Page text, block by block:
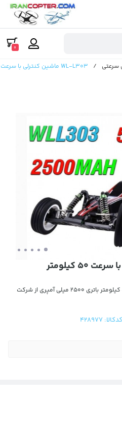
0
سرعتی / WL-L303 ماشین کنترلی با سرعت 50 کیلومتر
WL-L303 ماشین کنترلی با سرعت 50 کیلومتر باتری 2500 میلی آمپری از شرکت
کدکالا: 428977